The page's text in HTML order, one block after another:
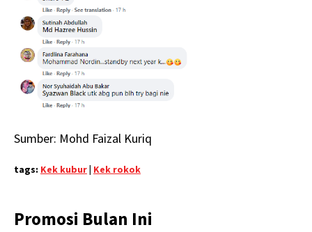
Sumber: Mohd Faizal Kuriq
tags: Kek kubur| Kek rokok
Promosi Bulan Ini